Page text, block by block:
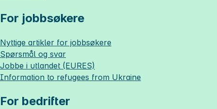
For jobbsøkere
Nyttige artikler for jobbsøkere
Spørsmål og svar
Jobbe i utlandet (EURES)
Information to refugees from Ukraine
For bedrifter